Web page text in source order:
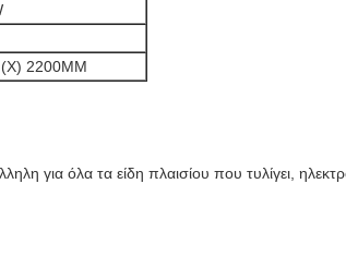
2200MM
για όλα τα είδη πλαισίου που τυλίγει,